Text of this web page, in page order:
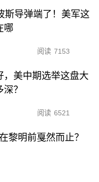
斯导弹端了！美军这
哪
阅读 7153
，美中期选举这盘大
？
阅读 6521
黎明前戛然而止？